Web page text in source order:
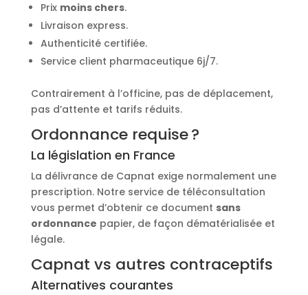
Prix moins chers.
Livraison express.
Authenticité certifiée.
Service client pharmaceutique 6j/7.
Contrairement à l’officine, pas de déplacement,
pas d’attente et tarifs réduits.
Ordonnance requise ?
La législation en France
La délivrance de Capnat exige normalement une
prescription. Notre service de téléconsultation
vous permet d’obtenir ce document sans
ordonnance papier, de façon dématérialisée et
légale.
Capnat vs autres contraceptifs
Alternatives courantes